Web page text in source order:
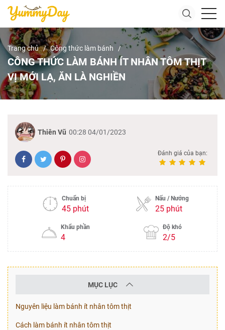
Trang chủ Công thức làm bánh
CÔNG THỨC LÀM BÁNH ÍT NHÂN TÔM THỊT
VỊ MỚI LẠ, ĂN LÀ NGHIỀN
Thiên Vũ 00:28 04/01/2023
Đánh giá của bạn:
Chuẩn bị
45 phút
Nấu / Nướng
25 phút
Khẩu phần
4
Độ khó
2/5
MỤC LỤC
Nguyên liệu làm bánh ít nhân tôm thịt
Cách làm bánh ít nhân tôm thịt